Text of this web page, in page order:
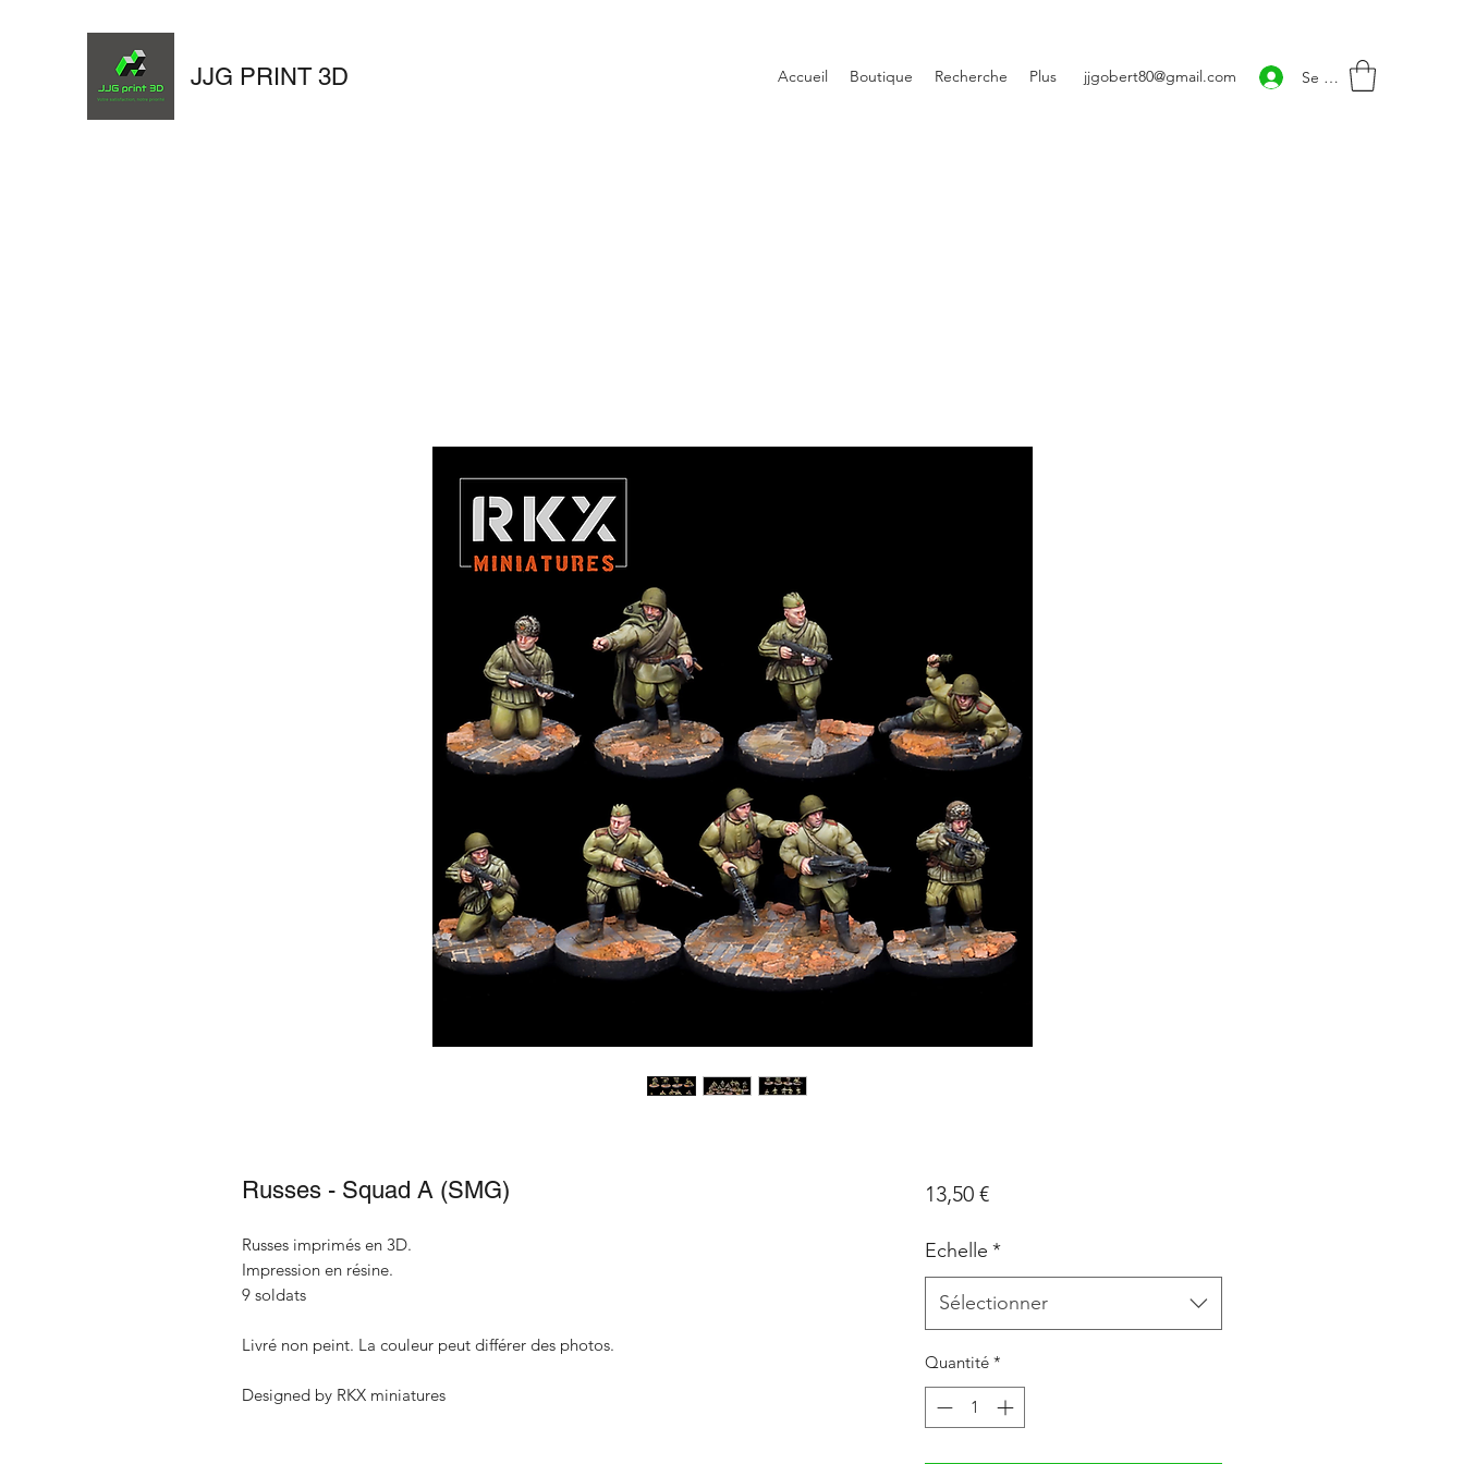
JJG PRINT 3D Accueil Boutique Recherche Plus jjgobert80@gmail.com Se connecter
Russes - Squad A (SMG)
Russes imprimés en 3D.
Impression en résine.
9 soldats
Livré non peint. La couleur peut différer des photos.
Designed by RKX miniatures
13,50 €Prix
Echelle *
Sélectionner
Quantité *